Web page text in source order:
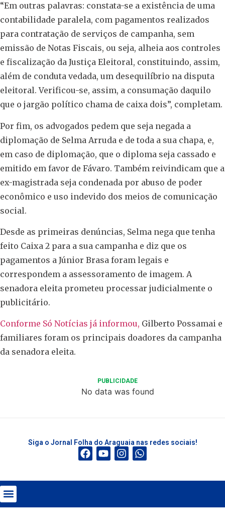
“Em outras palavras: constata-se a existência de uma
contabilidade paralela, com pagamentos realizados
para contratação de serviços de campanha, sem
emissão de Notas Fiscais, ou seja, alheia aos controles
e fiscalização da Justiça Eleitoral, constituindo, assim,
além de conduta vedada, um desequilíbrio na disputa
eleitoral. Verificou-se, assim, a consumação daquilo
que o jargão político chama de caixa dois”, completam.
Por fim, os advogados pedem que seja negada a
diplomação de Selma Arruda e de toda a sua chapa, e,
em caso de diplomação, que o diploma seja cassado e
emitido em favor de Fávaro. Também reivindicam que a
ex-magistrada seja condenada por abuso de poder
econômico e uso indevido dos meios de comunicação
social.
Desde as primeiras denúncias, Selma nega que tenha
feito Caixa 2 para a sua campanha e diz que os
pagamentos a Júnior Brasa foram legais e
correspondem a assessoramento de imagem. A
senadora eleita prometeu processar judicialmente o
publicitário.
Conforme Só Notícias já informou, Gilberto Possamai e
familiares foram os principais doadores da campanha
da senadora eleita.
PUBLICIDADE
No data was found
Siga o Jornal Folha do Araguaia nas redes sociais!